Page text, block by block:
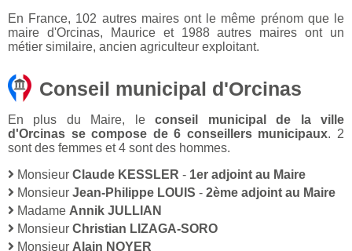
En France, 102 autres maires ont le même prénom que le
maire d'Orcinas, Maurice et 1988 autres maires ont un
métier similaire, ancien agriculteur exploitant.
Conseil municipal d'Orcinas
En plus du Maire, leconseil municipal de la ville
d'Orcinas se compose de 6 conseillers municipaux. 2
sont des femmes et 4 sont des hommes.
Monsieur Claude KESSLER - 1er adjoint au Maire
Monsieur Jean-Philippe LOUIS - 2ème adjoint au Maire
Madame Annik JULLIAN
Monsieur Christian LIZAGA-SORO
Monsieur Alain NOYER